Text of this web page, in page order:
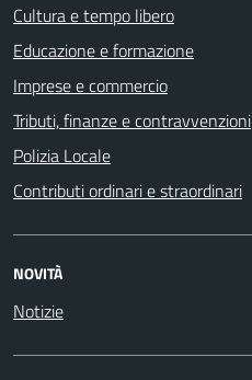
Cultura e tempo libero
Educazione e formazione
Imprese e commercio
Tributi, finanze e contravvenzioni
Polizia Locale
Contributi ordinari e straordinari
NOVITÀ
Notizie